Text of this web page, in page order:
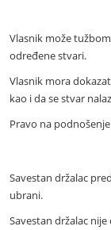
Vlasnik može
određene stvari.
Vlasnik mora
kao i da se stvar
Pravo na
Savestan držalac
ubrani.
Savestan držalac